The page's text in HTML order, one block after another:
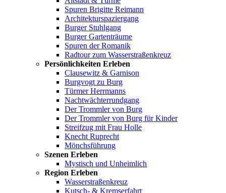
Spuren Brigitte Reimann
Architekturspaziergang
Burger Stuhlgang
Burger Gartenträume
Spuren der Romanik
Radtour zum Wasserstraßenkreuz
Persönlichkeiten Erleben
Clausewitz & Garnison
Burgvogt zu Burg
Türmer Herrmanns
Nachtwächterrundgang
Der Trommler von Burg
Der Trommler von Burg für Kinder
Streifzug mit Frau Holle
Knecht Ruprecht
Mönchsführung
Szenen Erleben
Mystisch und Unheimlich
Region Erleben
Wasserstraßenkreuz
Kutsch- & Kremserfahrt